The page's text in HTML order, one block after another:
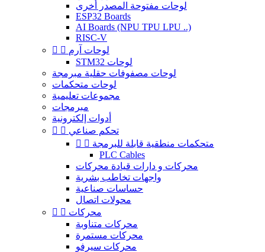
لوحات مفتوحة المصدر أخرى
ESP32 Boards
AI Boards (NPU TPU LPU ..)
RISC-V
  لوحات آرم
STM32 لوحات
لوحات مصفوفات حقلية مبرمجة
لوحات متحكمات
مجموعات تعليمية
مبرمجات
أدوات إلكترونية
  تحكم صناعي
  متحكمات منطقية قابلة للبرمجة
PLC Cables
محركات و دارات قيادة محركات
واجهات تخاطب بشرية
حساسات صناعية
محولات اتصال
  محركات
محركات متناوبة
محركات مستمرة
محركات سيرفو